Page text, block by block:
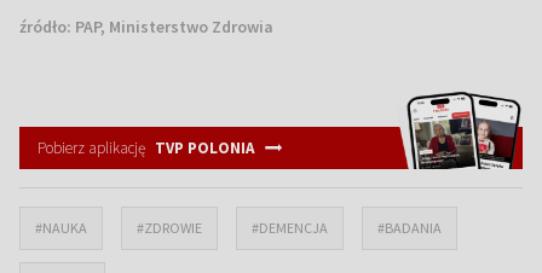
źródło: PAP, Ministerstwo Zdrowia
Pobierz aplikację TVP POLONIA
#NAUKA #ZDROWIE #DEMENCJA #BADANIA